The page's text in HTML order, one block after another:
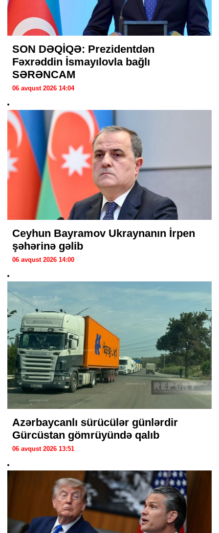
SON DƏQİQƏ: Prezidentdən
Fəxrəddin İsmayılovla bağlı
SƏRƏNCAM
06 avqust 2026 14:04
Ceyhun Bayramov Ukraynanın İrpen
şəhərinə gəlib
06 avqust 2026 14:00
Azərbaycanlı sürücülər günlərdir
Gürcüstan gömrüyündə qalıb
06 avqust 2026 13:51